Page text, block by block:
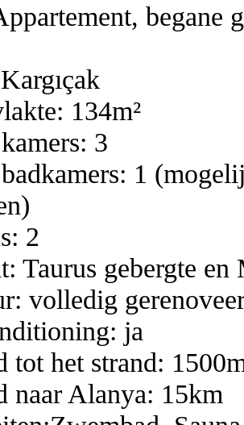
begane
134m²
3
1
2
Taurus gebergte en
volledig
ja
tot het strand:
naar Alanya: 15km